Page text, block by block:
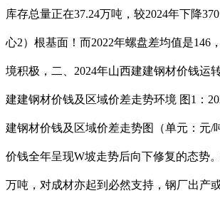
库存总量正在37.24万吨，较2024年下降
心2）根基面！而2022年螺盘差均值是146
境积极，二、2024年山西建建钢材价钱运
建建钢材价钱及区域价差走势环境 图1：
建钢材价钱及区域价差走势图（单元：元/
价钱全年呈现W坡走势后向下修复的态势
万吨，对成材亦起到必然支持，钢厂出产